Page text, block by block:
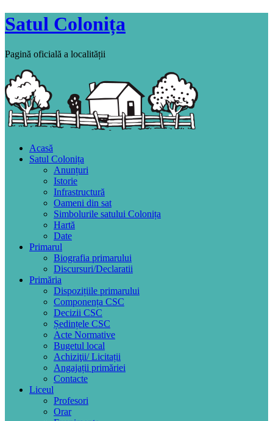
Satul Colonița
Pagină oficială a localității
Acasă
Satul Colonița
Anunțuri
Istorie
Infrastructură
Oameni din sat
Simbolurile satului Colonița
Hartă
Date
Primarul
Biografia primarului
Discursuri/Declaratii
Primăria
Dispozițiile primarului
Componența CSC
Decizii CSC
Ședințele CSC
Acte Normative
Bugetul local
Achiziţii/ Licitații
Angajații primăriei
Contacte
Liceul
Profesori
Orar